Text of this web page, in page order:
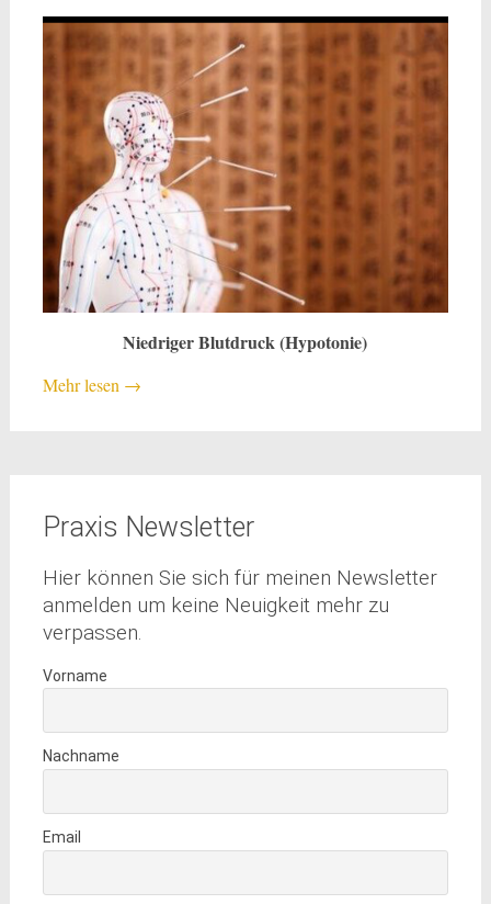
Niedriger Blutdruck (Hypotonie)
Mehr lesen →
Praxis Newsletter
Hier können Sie sich für meinen Newsletter
anmelden um keine Neuigkeit mehr zu
verpassen.
Vorname
Nachname
Email